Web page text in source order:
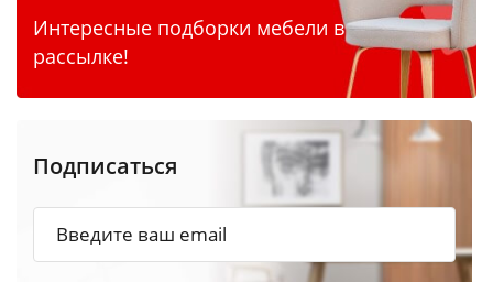
Интересные подборки мебели в
рассылке!
Подписаться